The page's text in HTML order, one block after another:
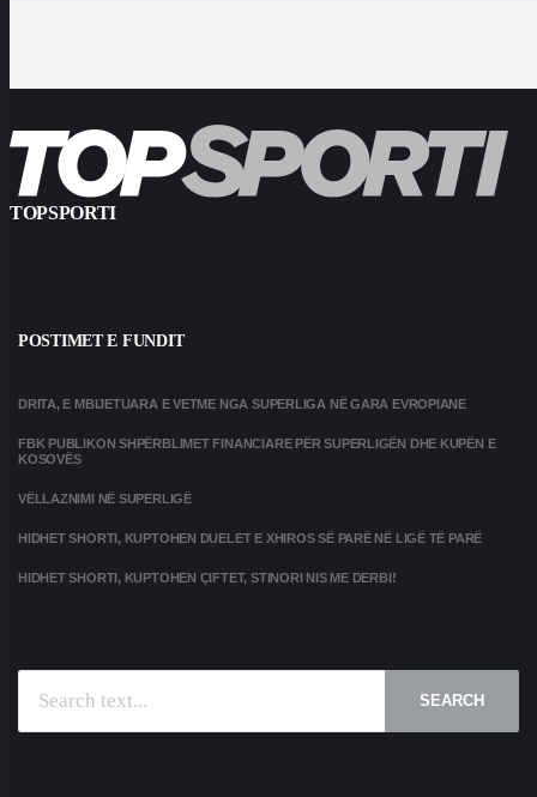
TOPSPORTI
POSTIMET E FUNDIT
DRITA, E MBIJETUARA E VETME NGA SUPERLIGA NË GARA EVROPIANE
FBK PUBLIKON SHPËRBLIMET FINANCIARE PËR SUPERLIGËN DHE KUPËN E
KOSOVËS
VËLLAZNIMI NË SUPERLIGË
HIDHET SHORTI, KUPTOHEN DUELET E XHIROS SË PARË NË LIGË TË PARË
HIDHET SHORTI, KUPTOHEN ÇIFTET, STINORI NIS ME DERBI!
SEARCH